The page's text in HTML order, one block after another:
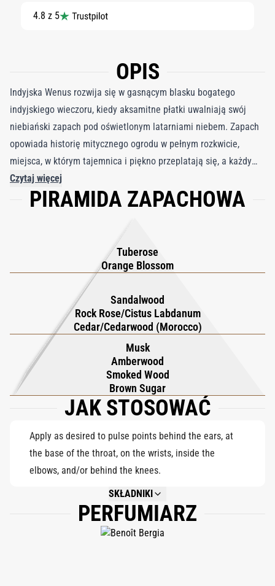
4.8 z 5
OPIS
Indyjska Wenus rozwija się w gasnącym blasku bogatego
indyjskiego wieczoru, kiedy aksamitne płatki uwalniają swój
niebiański zapach pod oświetlonym latarniami niebem. Zapach
opowiada historię mitycznego ogrodu w pełnym rozkwicie,
miejsca, w którym tajemnica i piękno przeplatają się, a każdy
krok wydaje się zaproszeniem do krainy rozkoszy. Każdy spray
oddaje obecność boskiej kobiecej energii – pełnej wdzięku,
kwiat pomarańczy i tuberoza kwitną ze świetlistą elegancją,
tworząc bujny kwiatowy uścisk, który jest zarówno delikatny, jak
i odurzający. W miarę jak zapach się pogłębia, kremowe mleko z
drzewa sandałowego i marokańskie drzewo cedrowe tworzą
ciepłą, dymną miękkość, uziemioną przez labdanum i ambrę.
Brązowy cukier i pudry piżmowe osadzają się w hipnotycznej
bazie, pozostawiając zmysłowy, trwały ślad, który wydaje się
bogaty, egzotyczny i nieskończenie urzekający.
Czytaj więcej
PIRAMIDA ZAPACHOWA
Tuberose
Orange Blossom
Sandalwood
Rock Rose/Cistus Labdanum
Cedar/Cedarwood (Morocco)
Musk
Amberwood
Smoked Wood
Brown Sugar
JAK STOSOWAĆ
Apply as desired to pulse points behind the ears, at
the base of the throat, on the wrists, inside the
elbows, and/or behind the knees.
SKŁADNIKI
NOT AVAILABLE.
PERFUMIARZ